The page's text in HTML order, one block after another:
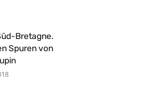
Bretagne.
Spuren von